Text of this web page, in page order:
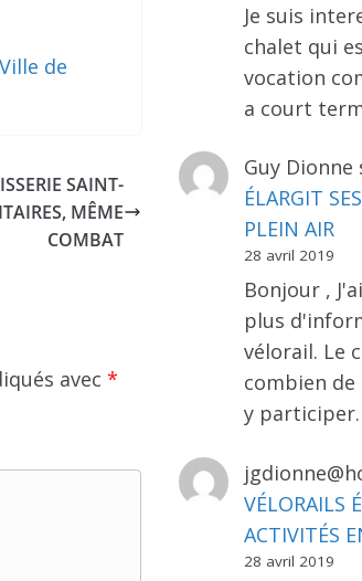
de
SAINT-
MÊME
COMBAT
avec *
Je suis
chalet qui
vocation
a court
Guy Dionne
ÉLARGIT
PLEIN AIR
28 avril 2019
Bonjour ,
plus
vélorail. Le
combien
y
VÉLORAILS
ACTIVITÉS
28 avril 2019